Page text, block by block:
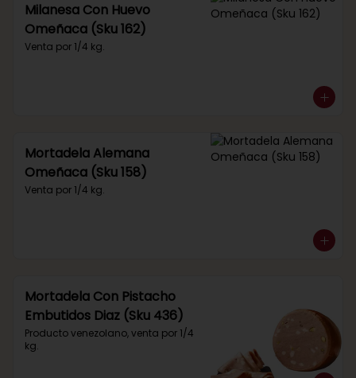
Milanesa Con Huevo
Omeñaca (Sku 162)
Venta por 1/4 kg.
Mortadela Alemana
Omeñaca (Sku 158)
Venta por 1/4 kg.
Mortadela Con Pistacho
Embutidos Diaz (Sku 436)
Producto venezolano, venta por 1/4
kg.